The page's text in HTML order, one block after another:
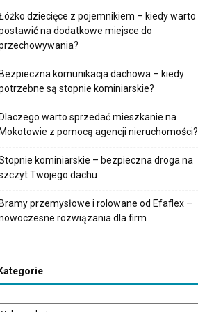
dziecięce z pojemnikiem – kiedy warto
na dodatkowe miejsce do
komunikacja dachowa – kiedy
są stopnie kominiarskie?
warto sprzedać mieszkanie na
z pomocą agencji nieruchomości?
kominiarskie – bezpieczna droga na
Twojego dachu
przemysłowe i rolowane od Efaflex –
rozwiązania dla firm